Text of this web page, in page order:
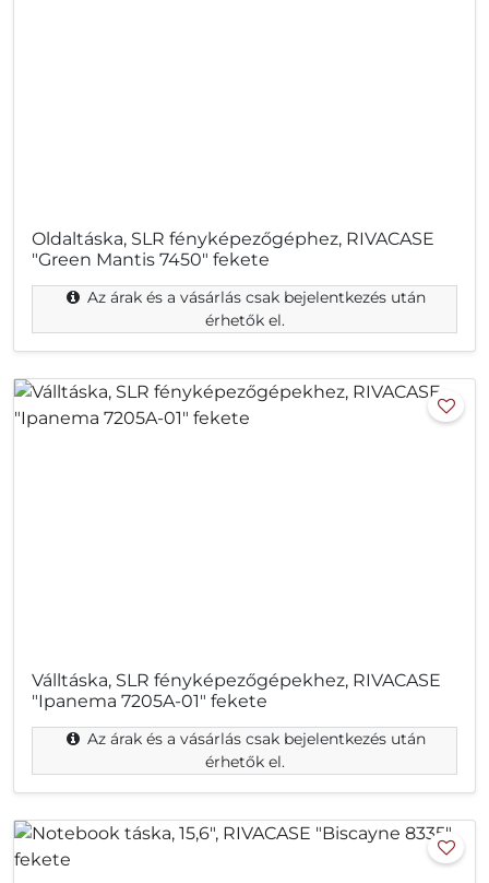
Oldaltáska, SLR fényképezőgéphez, RIVACASE
"Green Mantis 7450" fekete
Az árak és a vásárlás csak bejelentkezés után
érhetők el.
Válltáska, SLR fényképezőgépekhez, RIVACASE
"Ipanema 7205A-01" fekete
Az árak és a vásárlás csak bejelentkezés után
érhetők el.